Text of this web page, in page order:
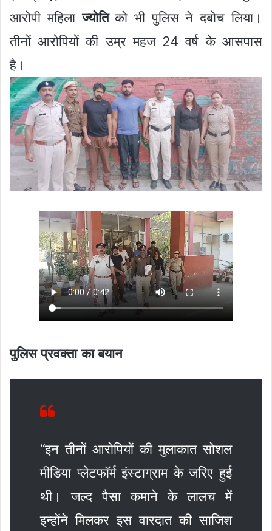
आरोपी महिलाज्योतिको भी पुलिस ने दबोच लिया।
तीनों आरोपियों की उम्र महज 24 वर्ष के आसपास
है।
पुलिस प्रवक्ता का बयान
“इन तीनों आरोपियों की मुलाकात सोशल
मीडिया प्लेटफॉर्म इंस्टाग्राम के जरिए हुई
थी। जल्द पैसा कमाने के लालच में
इन्होंने मिलकर इस वारदात की साजिश